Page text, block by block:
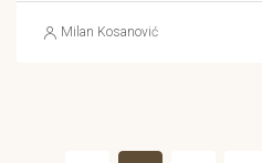
Milan Kosanović